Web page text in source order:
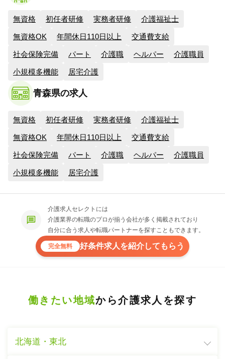
無資格 初任者研修 実務者研修 介護福祉士
無資格OK 年間休日110日以上 交通費支給
社会保険完備 パート 介護職 ヘルパー 介護職員
小規模多機能 居宅介護
青森県の求人
無資格 初任者研修 実務者研修 介護福祉士
無資格OK 年間休日110日以上 交通費支給
社会保険完備 パート 介護職 ヘルパー 介護職員
小規模多機能 居宅介護
介護求人セレクトには
介護業界の転職のプロが揃う会社が多く掲載されており
自分に合う求人や転職パートナーを探すこともできます。
完全無料 好条件求人を紹介してもらう
働きたい地域から介護求人を探す
北海道・東北